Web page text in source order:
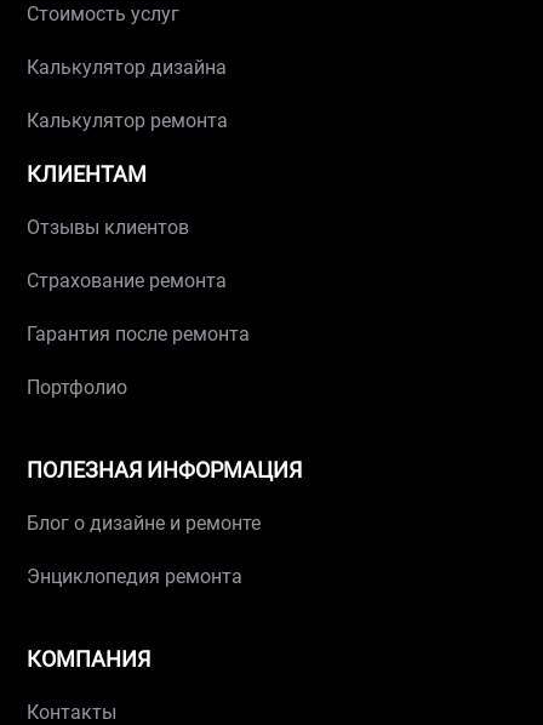
Стоимость услуг
Калькулятор дизайна
Калькулятор ремонта
КЛИЕНТАМ
Отзывы клиентов
Страхование ремонта
Гарантия после ремонта
Портфолио
ПОЛЕЗНАЯ ИНФОРМАЦИЯ
Блог о дизайне и ремонте
Энциклопедия ремонта
КОМПАНИЯ
Контакты